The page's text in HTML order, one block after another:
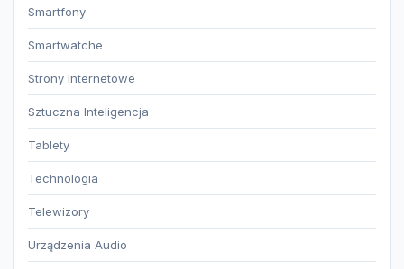
Smartfony
Smartwatche
Strony Internetowe
Sztuczna Inteligencja
Tablety
Technologia
Telewizory
Urządzenia Audio